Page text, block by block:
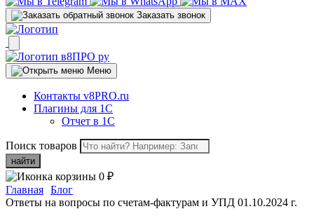
Заказать звонок
Меню
Контакты v8PRO.ru
Плагины для 1С
Отчет в 1С
Поиск товаров
найти
0 ₽
Главная Блог
Ответы на вопросы по счетам-фактурам и УПД 01.10.2024 г.